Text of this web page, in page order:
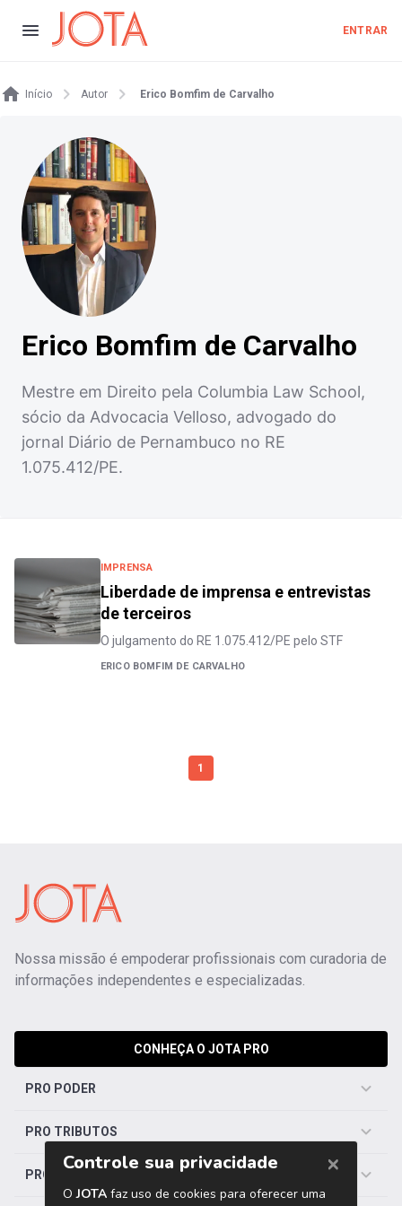
ENTRAR
Início Autor Erico Bomfim de Carvalho
Erico Bomfim de Carvalho
Mestre em Direito pela Columbia Law School,
sócio da Advocacia Velloso, advogado do
jornal Diário de Pernambuco no RE
1.075.412/PE.
IMPRENSA
Liberdade de imprensa e entrevistas
de terceiros
O julgamento do RE 1.075.412/PE pelo STF
ERICO BOMFIM DE CARVALHO
1
Nossa missão é empoderar profissionais com curadoria de
informações independentes e especializadas.
CONHEÇA O JOTA PRO
PRO PODER
PRO TRIBUTOS
PRO TRABALHISTA